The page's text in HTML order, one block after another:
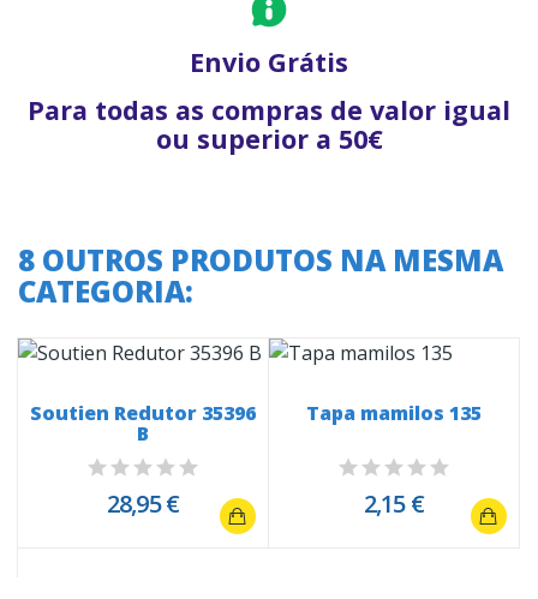
Envio Grátis
Para todas as compras de valor igual
ou superior a 50€
8 OUTROS PRODUTOS NA MESMA
CATEGORIA:
Soutien Redutor 35396
B
28,95 €
Tapa mamilos 135
2,15 €